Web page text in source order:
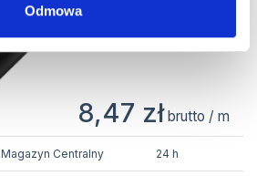
Odmowa
8,47 zł brutto / m
Magazyn Centralny 24 h